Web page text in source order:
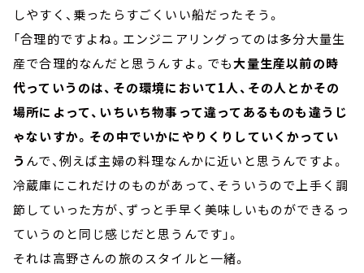
しやすく、乗ったらすごくいい船だったそう。
「合理的ですよね。エンジニアリングってのは多分大量生
産で合理的なんだと思うんすよ。でも大量生産以前の時
代っていうのは、その環境において1人、その人とかその
場所によって、いちいち物事って違ってあるものも違うじ
ゃないすか。その中でいかにやりくりしていくかってい
う んで、例えば主婦の料理なんかに近いと思うんですよ。
冷蔵庫にこれだけのものがあって、そういうので上手く調
節していった方が、ずっと手早く美味しいものができるっ
ていうのと同じ感じだと思うんです」。
それは高野さんの旅のスタイルと一緒。